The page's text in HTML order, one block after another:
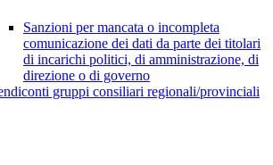
Sanzioni per mancata o incompleta
comunicazione dei dati da parte dei titolari
di incarichi politici, di amministrazione, di
direzione o di governo
gruppi consiliari regionali/provinciali